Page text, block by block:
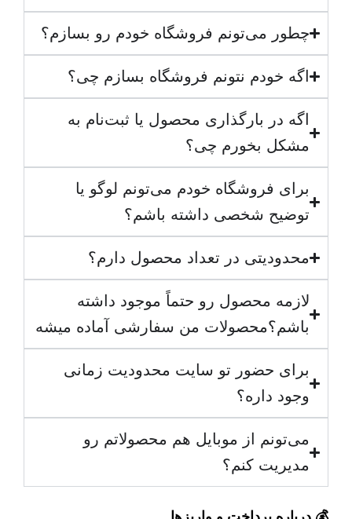
چطور می‌تونم فروشگاه خودم رو بسازم؟
اگه خودم نتونم فروشگاه بسازم چی؟
اگه در بارگذاری محصول یا ثبت‌نام به
مشکل بخورم چی؟
برای فروشگاه خودم می‌تونم لوگو یا
توضیح شخصی داشته باشم؟
محدودیتی در تعداد محصول دارم؟
لازمه محصول رو حتماً موجود داشته
باشم؟محصولات من سفارشی آماده میشه
برای حضور تو سایت محدودیت زمانی
وجود داره؟
می‌تونم از موبایل هم محصولاتم رو
مدیریت کنم؟